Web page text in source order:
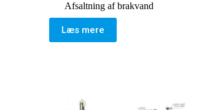
Afsaltning af brakvand
Læs mere